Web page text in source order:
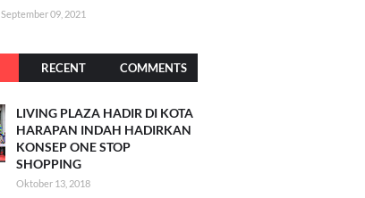
September 09, 2021
RECENT COMMENTS
LIVING PLAZA HADIR DI KOTA
HARAPAN INDAH HADIRKAN
KONSEP ONE STOP
SHOPPING
Oktober 13, 2018